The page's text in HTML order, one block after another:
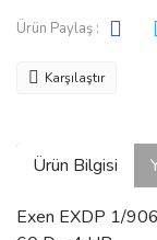
Ürün Paylaş :
Karşılaştır
Ürün Bilgisi
Exen EXDP 1/